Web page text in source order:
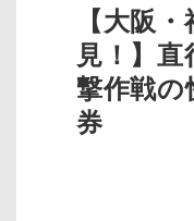
【大阪
見！】
撃作戦の
券